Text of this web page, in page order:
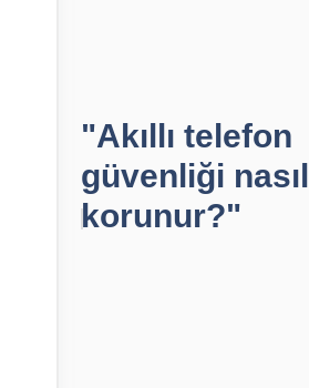
"Akıllı telefon
güvenliği nasıl
korunur?"